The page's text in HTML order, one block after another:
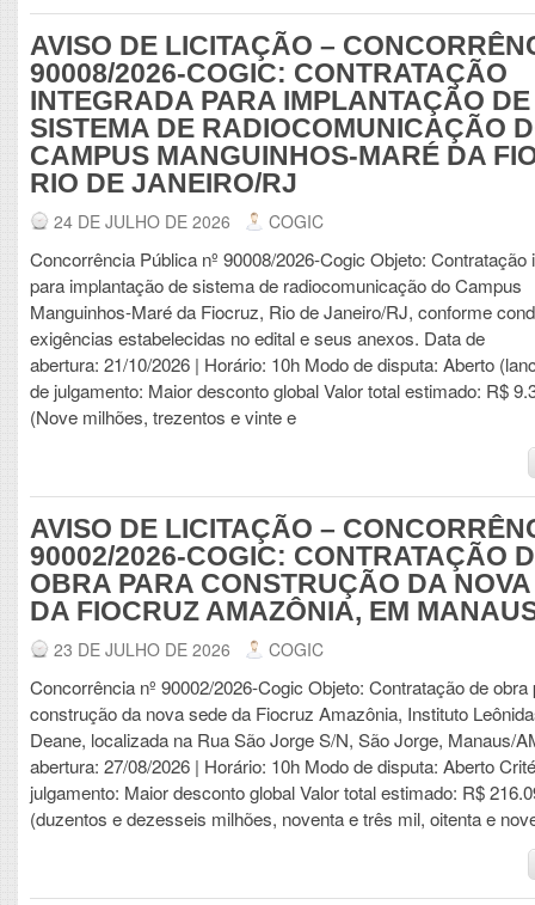
AVISO DE LICITAÇÃO –
90008/2026-COGIC: CONTRATAÇÃO
INTEGRADA PARA IMPLANTAÇÃO DE
SISTEMA DE RADIOCOMUNICAÇÃO
CAMPUS MANGUINHOS-MARÉ DA
RIO DE JANEIRO/RJ
24 DE JULHO DE 2026 COGIC
Concorrência Pública nº 90008/2026-Cogic Objeto: Contratação
para implantação de sistema de radiocomunicação do Campus
Manguinhos-Maré da Fiocruz, Rio de Janeiro/RJ, conforme
exigências estabelecidas no edital e seus anexos. Data de
abertura: 21/10/2026 | Horário: 10h Modo de disputa: Aberto
de julgamento: Maior desconto global Valor total estimado: R$
(Nove milhões, trezentos e vinte e
AVISO DE LICITAÇÃO –
90002/2026-COGIC: CONTRATAÇÃO
OBRA PARA CONSTRUÇÃO DA
DA FIOCRUZ AMAZÔNIA, EM
23 DE JULHO DE 2026 COGIC
Concorrência nº 90002/2026-Cogic Objeto: Contratação de obra
construção da nova sede da Fiocruz Amazônia, Instituto
Deane, localizada na Rua São Jorge S/N, São Jorge, Manaus/
abertura: 27/08/2026 | Horário: 10h Modo de disputa: Aberto
julgamento: Maior desconto global Valor total estimado: R$
(duzentos e dezesseis milhões, noventa e três mil, oitenta e